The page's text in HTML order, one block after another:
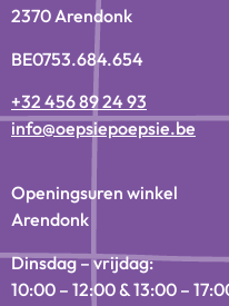
2370 Arendonk
BE0753.684.654
+32 456 89 24 93
info@oepsiepoepsie.be
Openingsuren winkel
Arendonk
Dinsdag – vrijdag:
10:00 – 12:00 & 13:00 –